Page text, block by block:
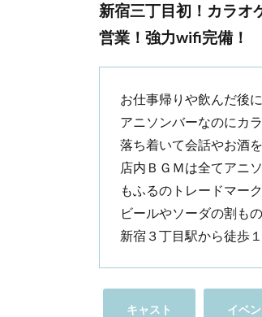
新宿三丁目初！カラオ
営業！強力wifi完備！
お仕事帰りや飲んだ後
アニソンバーなのにカ
落ち着いて会話やお酒を
店内ＢＧＭは全てアニソ
もふるのトレードマー
ビールやソーダの割も
新宿３丁目駅から徒歩
キャスト イベン